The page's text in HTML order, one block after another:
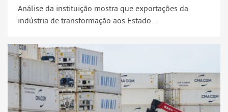
Análise da instituição mostra que exportações da
indústria de transformação aos Estado...